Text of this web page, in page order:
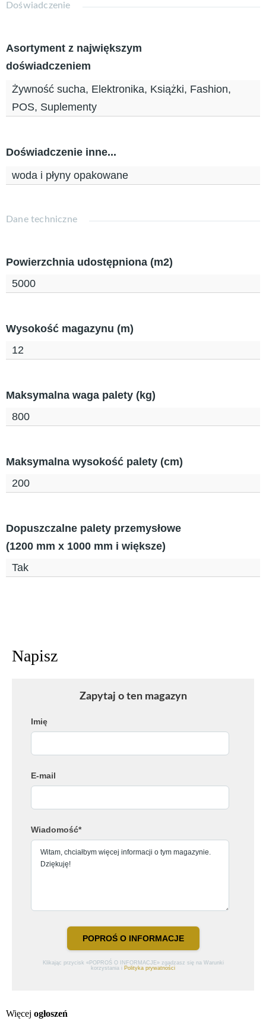
Doświadczenie
Asortyment z największym
doświadczeniem
Żywność sucha, Elektronika, Książki, Fashion,
POS, Suplementy
Doświadczenie inne...
woda i płyny opakowane
Dane techniczne
Powierzchnia udostępniona (m2)
5000
Wysokość magazynu (m)
12
Maksymalna waga palety (kg)
800
Maksymalna wysokość palety (cm)
200
Dopuszczalne palety przemysłowe
(1200 mm x 1000 mm i większe)
Tak
Zapytaj o ten magazyn
Imię
E-mail
Wiadomość*
POPROŚ O INFORMACJE
Klikając przycisk «POPROŚ O INFORMACJE» zgadzasz się na Warunki
korzystania i Polityka prywatności
Więcej ogłoszeń